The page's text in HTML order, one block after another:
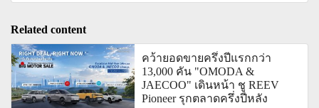
Related content
คว้ายอดขายครึ่งปีแรกกว่า
13,000 คัน "OMODA &
JAECOO" เดินหน้า ชู REEV
Pioneer รุกตลาดครึ่งปีหลัง